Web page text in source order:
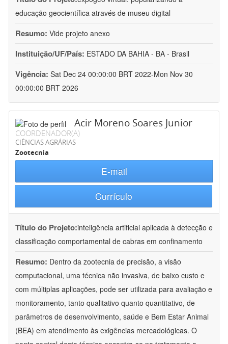
educação geocientífica através de museu digital
Resumo: Vide projeto anexo
Instituição/UF/País: ESTADO DA BAHIA - BA - Brasil
Vigência: Sat Dec 24 00:00:00 BRT 2022-Mon Nov 30
00:00:00 BRT 2026
Acir Moreno Soares Junior
COORDENADOR(A)
CIÊNCIAS AGRÁRIAS
Zootecnia
E-mail
Currículo
Título do Projeto:inteligência artificial aplicada à detecção e
classificação comportamental de cabras em confinamento
Resumo: Dentro da zootecnia de precisão, a visão
computacional, uma técnica não invasiva, de baixo custo e
com múltiplas aplicações, pode ser utilizada para avaliação e
monitoramento, tanto qualitativo quanto quantitativo, de
parâmetros de desenvolvimento, saúde e Bem Estar Animal
(BEA) em atendimento às exigências mercadológicas. O